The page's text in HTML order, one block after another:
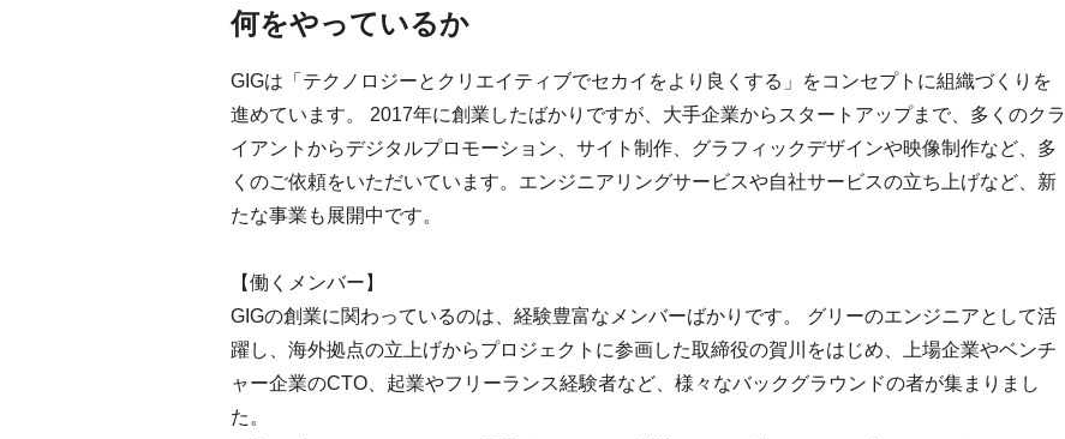
何をやっているか
GIGは「テクノロジーとクリエイティブでセカイをより良くする」をコンセプトに組織づくりを
進めています。 2017年に創業したばかりですが、大手企業からスタートアップまで、多くのクラ
イアントからデジタルプロモーション、サイト制作、グラフィックデザインや映像制作など、多
くのご依頼をいただいています。エンジニアリングサービスや自社サービスの立ち上げなど、新
たな事業も展開中です。
【働くメンバー】
GIGの創業に関わっているのは、経験豊富なメンバーばかりです。 グリーのエンジニアとして活
躍し、海外拠点の立上げからプロジェクトに参画した取締役の賀川をはじめ、上場企業やベンチ
ャー企業のCTO、起業やフリーランス経験者など、様々なバックグラウンドの者が集まりまし
た。